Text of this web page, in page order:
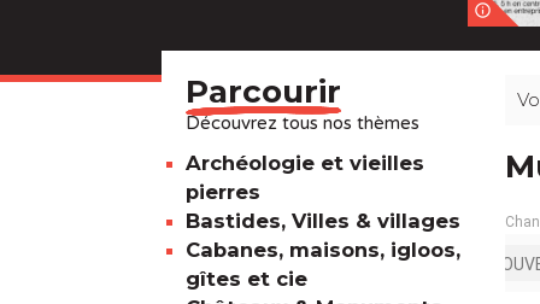
info_outline
Parcourir
Découvrez tous nos thèmes
Archéologie et vieilles
pierres
Bastides, Villes & villages
Cabanes, maisons, igloos,
gîtes et cie